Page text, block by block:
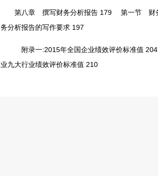
第八章 撰写财务分析报告 179 第一节 财
务分析报告的写作要求 197
附录一:2015年全国企业绩效评价标准值 204
业九大行业绩效评价标准值 210